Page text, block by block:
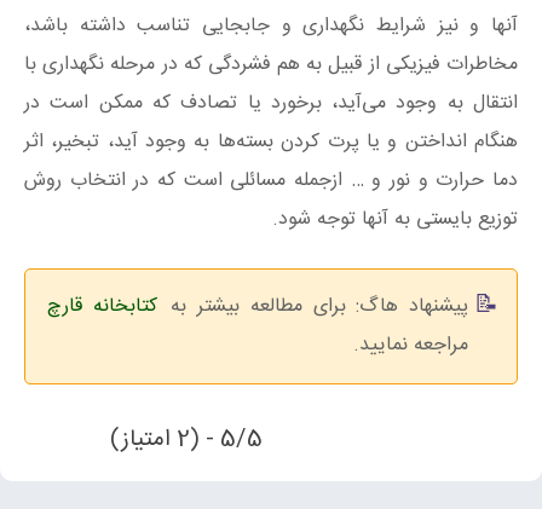
آنها و نیز شرایط نگهداری و جابجایی تناسب داشته باشد،
مخاطرات فیزیکی از قبیل به هم فشردگی که در مرحله نگهداری با
انتقال به وجود می‌آید، برخورد یا تصادف که ممکن است در
هنگام انداختن و یا پرت کردن بسته‌ها به وجود آید، تبخیر، اثر
دما حرارت و نور و … ازجمله مسائلی است که در انتخاب روش
توزیع بایستی به آنها توجه شود.
پیشنهاد هاگ: برای مطالعه بیشتر به کتابخانه قارچ
مراجعه نمایید.
5/5 - (2 امتیاز)